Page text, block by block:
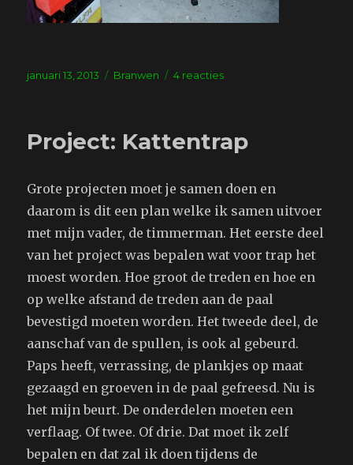
Geplaatst
januari 13, 2013 Tags
Branwen 4 reactiesop
Project: Kattentrap
Grote projecten moet je samen doen en
daarom is dit een plan welke ik samen uitvoer
met mijn vader, de timmerman. Het eerste deel
van het project was bepalen wat voor trap het
moest worden. Hoe groot de treden en hoe en
op welke afstand de treden aan de paal
bevestigd moeten worden. Het tweede deel, de
aanschaf van de spullen, is ook al gebeurd.
Paps heeft, verrassing, de plankjes op maat
gezaagd en groeven in de paal gefreesd. Nu is
het mijn beurt. De onderdelen moeten een
verflaag. Of twee. Of drie. Dat moet ik zelf
bepalen en dat zal ik doen tijdens de